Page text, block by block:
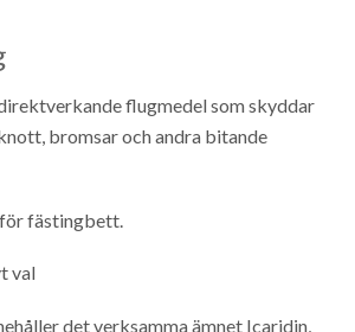
flugmedel som skyddar
bromsar och andra bitande
fästingbett.
val
det verksamma ämnet Icaridin,